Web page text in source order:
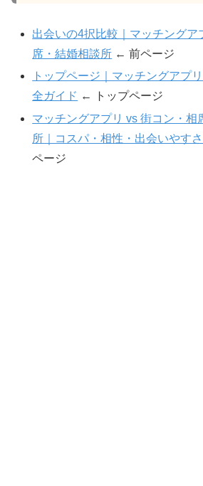
出会いの4択比較｜マッチングア
席・結婚相談所 ← 前ページ
トップページ｜マッチングアプ
全ガイド ← トップページ
マッチングアプリ vs 街コン・相
所｜コスパ・相性・出会いやす
ページ